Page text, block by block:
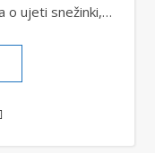
o ujeti snežinki,…